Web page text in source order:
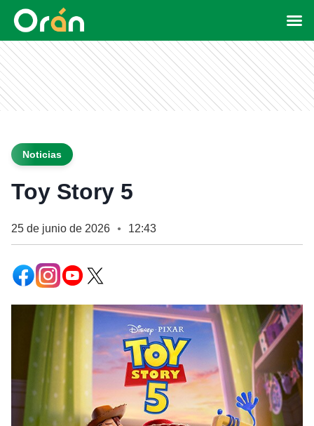
Noticias
Toy Story 5
25 de junio de 2026 ● 12:43